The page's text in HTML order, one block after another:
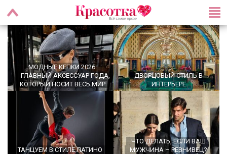
МОДНЫЕ КЕПКИ 2026:
ГЛАВНЫЙ АКСЕССУАР ГОДА,
КОТОРЫЙ НОСИТ ВЕСЬ МИР
ДВОРЦОВЫЙ СТИЛЬ В
ИНТЕРЬЕРЕ
ТАНЦУЕМ В СТИЛЕ ЛАТИНО
ЧТО ДЕЛАТЬ, ЕСЛИ ВАШ
МУЖЧИНА – РЕВНИВЕЦ?